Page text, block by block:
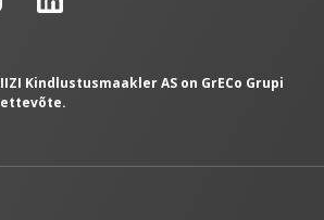
IIZI Kindlustusmaakler AS on GrECo Grupi
ettevõte.